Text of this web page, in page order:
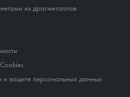
из драгметаллов
защите персональных данных